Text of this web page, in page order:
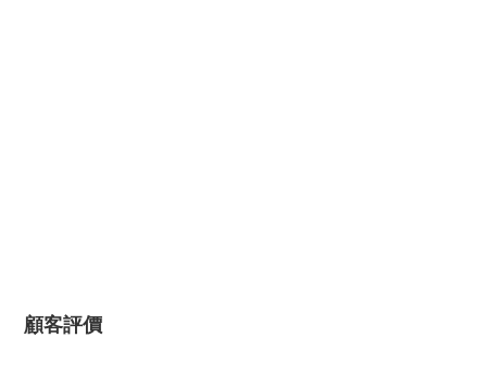
顧客評價